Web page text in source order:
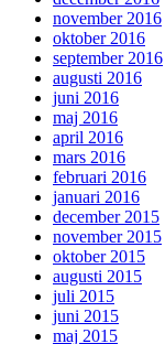
november 2016
oktober 2016
september 2016
augusti 2016
juni 2016
maj 2016
april 2016
mars 2016
februari 2016
januari 2016
december 2015
november 2015
oktober 2015
augusti 2015
juli 2015
juni 2015
maj 2015